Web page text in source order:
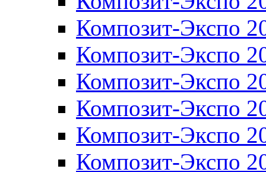
Композит-Экспо
Композит-Экспо
Композит-Экспо
Композит-Экспо
Композит-Экспо
Композит-Экспо